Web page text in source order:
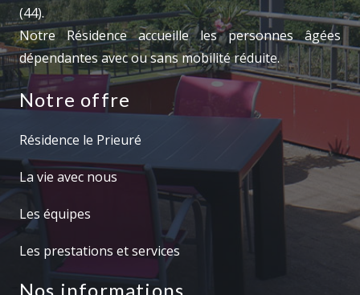
(44).
Notre Résidence accueille les personnes âgées
dépendantes avec ou sans mobilité réduite.
Notre offre
Résidence le Prieuré
La vie avec nous
Les équipes
Les prestations et services
Nos informations